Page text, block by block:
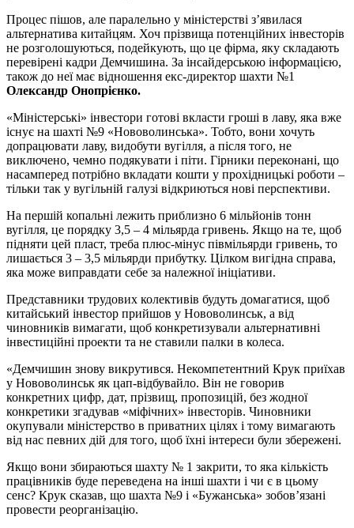
Процес пішов, але паралельно у міністерстві з’явилася
альтернатива китайцям. Хоч прізвища потенційних інвесторів
не розголошуються, подейкують, що це фірма, яку складають
перевірені кадри Демчишина. За інсайдерською інформацією,
також до неї має відношення екс-директор шахти №1
Олександр Онопрієнко.
«Міністерські» інвестори готові вкласти гроші в лаву, яка вже
існує на шахті №9 «Нововолинська». Тобто, вони хочуть
допрацювати лаву, видобути вугілля, а після того, не
виключено, чемно подякувати і піти. Гірники переконані, що
насамперед потрібно вкладати кошти у прохідницькі роботи –
тільки так у вугільній галузі відкриються нові перспективи.
На першій копальні лежить приблизно 6 мільйонів тонн
вугілля, це порядку 3,5 – 4 мільярда гривень. Якщо на те, щоб
підняти цей пласт, треба плюс-мінус півмільярди гривень, то
лишається 3 – 3,5 мільярди прибутку. Цілком вигідна справа,
яка може виправдати себе за належної ініціативи.
Представники трудових колективів будуть домагатися, щоб
китайський інвестор прийшов у Нововолинськ, а від
чиновників вимагати, щоб конкретизували альтернативні
інвестиційні проекти та не ставили палки в колеса.
«Демчишин знову викрутився. Некомпетентний Крук приїхав
у Нововолинськ як цап-відбувайло. Він не говорив
конкретних цифр, дат, прізвищ, пропозицій, без жодної
конкретики згадував «міфічних» інвесторів. Чиновники
окупували міністерство в приватних цілях і тому вимагають
від нас певних дій для того, щоб їхні інтереси були збережені.
Якщо вони збираються шахту № 1 закрити, то яка кількість
працівників буде переведена на інші шахти і чи є в цьому
сенс? Крук сказав, що шахта №9 і «Бужанська» зобов’язані
провести реорганізацію.